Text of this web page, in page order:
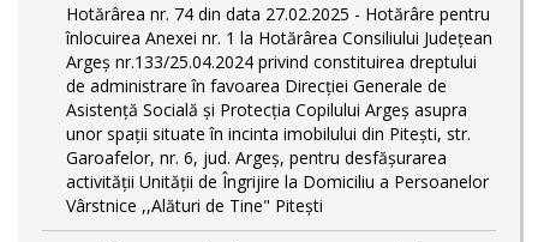
Hotărârea nr. 74 din data 27.02.2025 - Hotărâre pentru
înlocuirea Anexei nr. 1 la Hotărârea Consiliului Județean
Argeș nr.133/25.04.2024 privind constituirea dreptului
de administrare în favoarea Direcției Generale de
Asistență Socială și Protecția Copilului Argeș asupra
unor spații situate în incinta imobilului din Pitești, str.
Garoafelor, nr. 6, jud. Argeș, pentru desfășurarea
activității Unității de Îngrijire la Domiciliu a Persoanelor
Vârstnice ,,Alături de Tine" Pitești